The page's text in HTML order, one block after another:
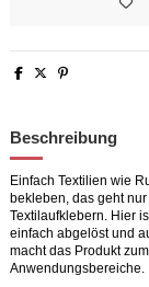
Beschreibung
Einfach Textilien wie
bekleben, das geht
Textilaufklebern. Hier
einfach abgelöst und
macht das Produkt
Anwendungsbereiche.